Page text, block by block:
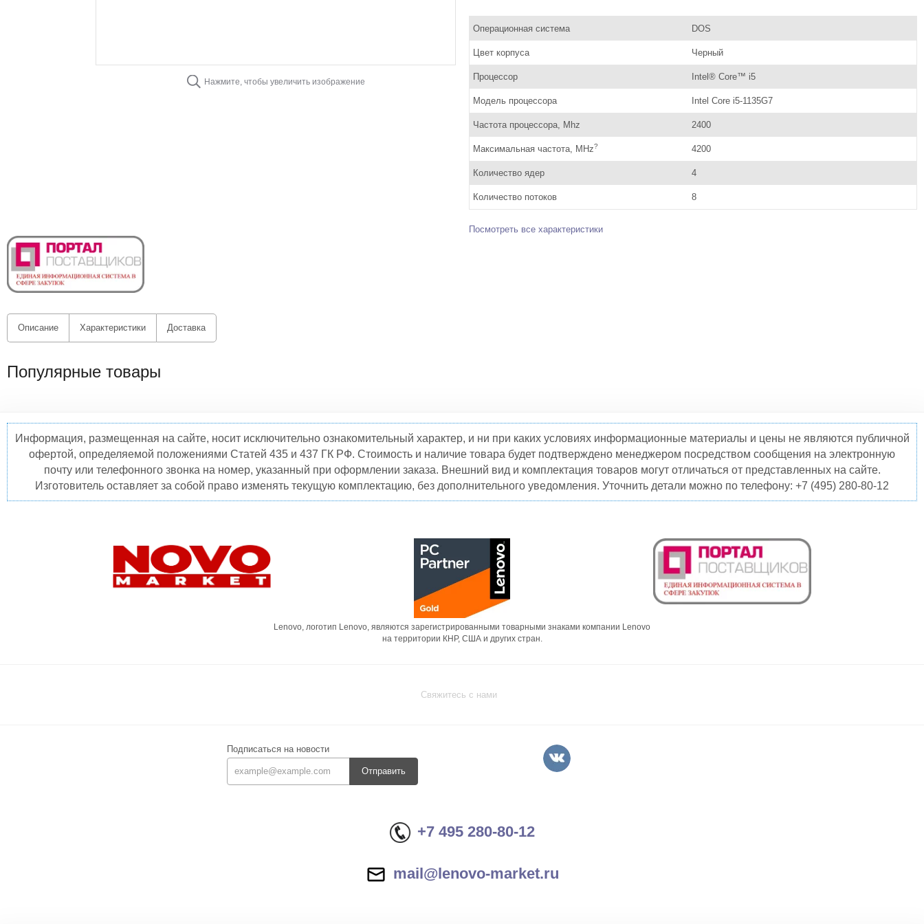
Нажмите, чтобы увеличить изображение
Операционная система DOS
Цвет корпуса Черный
Процессор Intel® Core™ i5
Модель процессора Intel Core i5-1135G7
Частота процессора, Mhz 2400
Максимальная частота, MHz? 4200
Количество ядер 4
Количество потоков 8
Посмотреть все характеристики
Описание Характеристики Доставка
Популярные товары
Информация, размещенная на сайте, носит исключительно ознакомительный характер, и ни при каких условиях информационные материалы и цены не являются публичной
офертой, определяемой положениями Статей 435 и 437 ГК РФ. Стоимость и наличие товара будет подтверждено менеджером посредством сообщения на электронную
почту или телефонного звонка на номер, указанный при оформлении заказа. Внешний вид и комплектация товаров могут отличаться от представленных на сайте.
Изготовитель оставляет за собой право изменять текущую комплектацию, без дополнительного уведомления. Уточнить детали можно по телефону: +7 (495) 280-80-12
Lenovo, логотип Lenovo, являются зарегистрированными товарными знаками компании Lenovo
на территории КНР, США и других стран.
Свяжитесь с нами
Подписаться на новости
Отправить
+7 495 280-80-12
mail@lenovo-market.ru